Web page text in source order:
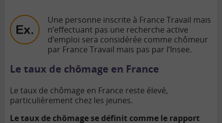
Une personne inscrite à France Travail mais
n’effectuant pas une recherche active
d’emploi sera considérée comme chômeur
par France Travail mais pas par l’Insee.
Le taux de chômage en France
Le taux de chômage en France reste élevé,
particulièrement chez les jeunes.
Le taux de chômage se définit comme le rapport